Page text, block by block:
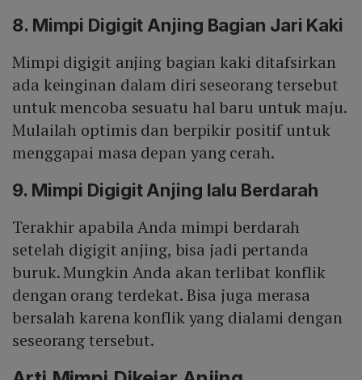
8. Mimpi Digigit Anjing Bagian Jari Kaki
Mimpi digigit anjing bagian kaki ditafsirkan
ada keinginan dalam diri seseorang tersebut
untuk mencoba sesuatu hal baru untuk maju.
Mulailah optimis dan berpikir positif untuk
menggapai masa depan yang cerah.
9. Mimpi Digigit Anjing lalu Berdarah
Terakhir apabila Anda mimpi berdarah
setelah digigit anjing, bisa jadi pertanda
buruk. Mungkin Anda akan terlibat konflik
dengan orang terdekat. Bisa juga merasa
bersalah karena konflik yang dialami dengan
seseorang tersebut.